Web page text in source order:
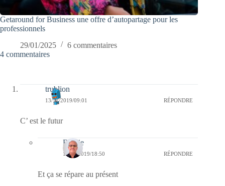
Getaround for Business une offre d’autopartage pour les
professionnels
29/01/2025
6 commentaires
4 commentaires
trublion
13/12/2019/09:01 RÉPONDRE
C’ est le futur
Bernie
15/12/2019/18:50 RÉPONDRE
Et ça se répare au présent